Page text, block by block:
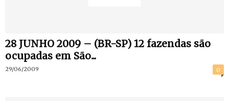
28 JUNHO 2009 – (BR-SP) 12 fazendas são
ocupadas em São...
29/06/2009 0